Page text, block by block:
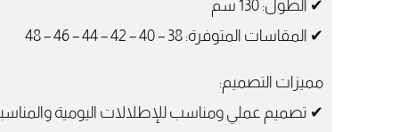
✔ الطول: 130 سم
✔ المقاسات المتوفرة: 38 – 40 – 42 – 44 – 46 – 48
مميزات التصميم:
✔ تصميم عملي ومناسب للإطلالات اليومية